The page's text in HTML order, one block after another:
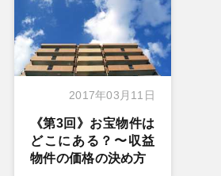
2017年03月11日
《第3回》お宝物件は
どこにある？〜収益
物件の価格の決め方